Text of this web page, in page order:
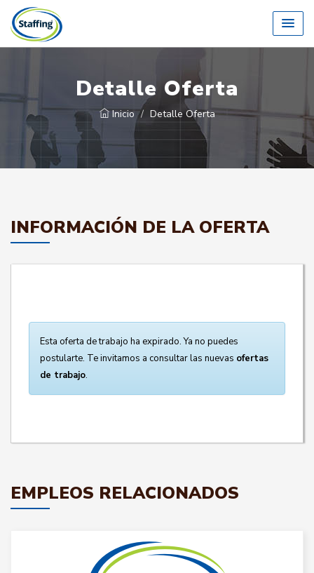
Detalle Oferta
Inicio Detalle Oferta
INFORMACIÓN DE LA OFERTA
Esta oferta de trabajo ha expirado. Ya no puedes
postularte. Te invitamos a consultar las nuevas ofertas
de trabajo.
EMPLEOS RELACIONADOS